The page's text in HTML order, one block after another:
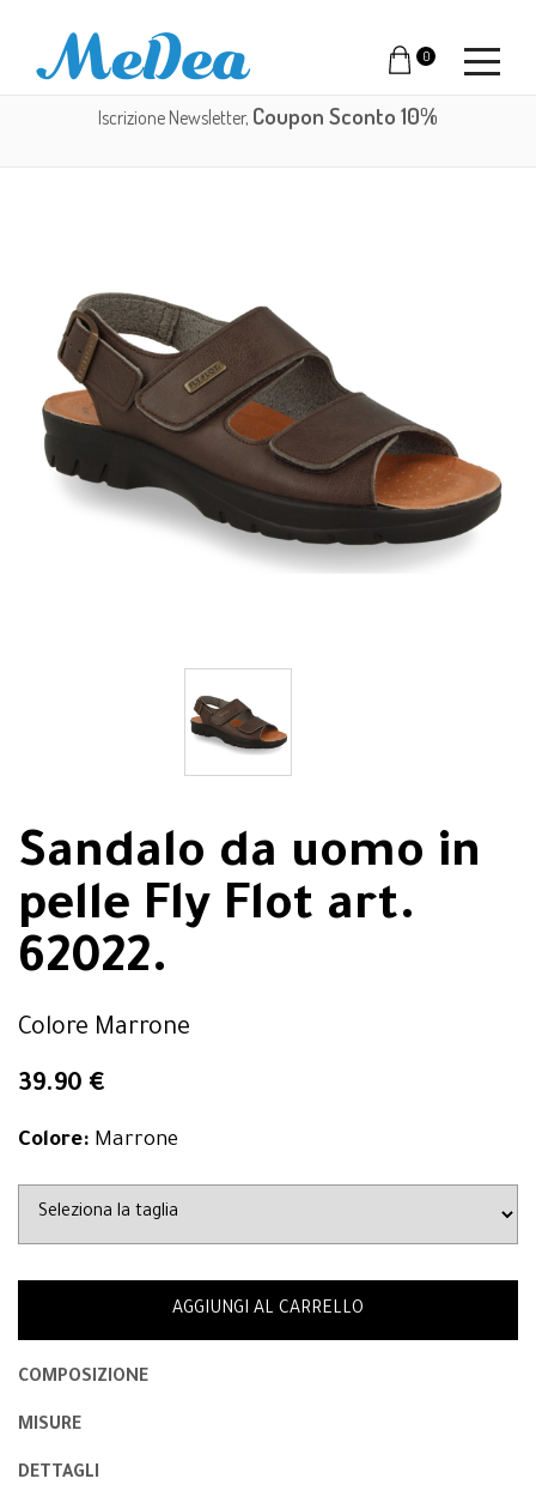
0
Iscrizione Newsletter, Coupon Sconto 10%
Sandalo da uomo in
pelle Fly Flot art.
62022.
Colore Marrone
39.90 €
Colore: Marrone
AGGIUNGI AL CARRELLO
COMPOSIZIONE
MISURE
DETTAGLI